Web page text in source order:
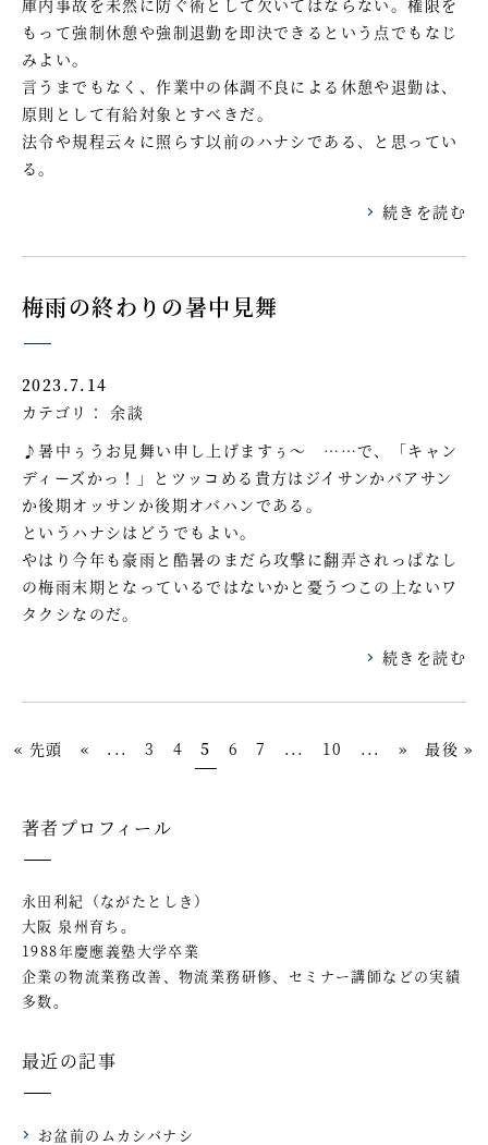
もって強制休憩や強制退勤を即決できるという点でもなじ
みよい。
言うまでもなく、作業中の体調不良による休憩や退勤は、
原則として有給対象とすべきだ。
法令や規程云々に照らす以前のハナシである、と思ってい
る。
続きを読む
梅雨の終わりの暑中見舞
2023.7.14
カテゴリ： 余談
♪暑中ぅうお見舞い申し上げますぅ～ ……で、「キャン
ディーズかっ！」とツッコめる貴方はジイサンかバアサン
か後期オッサンか後期オバハンである。
というハナシはどうでもよい。
やはり今年も豪雨と酷暑のまだら攻撃に翻弄されっぱなし
の梅雨末期となっているではないかと憂うつこの上ないワ
タクシなのだ。
続きを読む
« 先頭 « ... 3 4 5 6 7 ... 10 ... » 最後 »
著者プロフィール
永田利紀（ながたとしき）
大阪 泉州育ち。
1988年慶應義塾大学卒業
企業の物流業務改善、物流業務研修、セミナー講師などの実績
多数。
最近の記事
お盆前のムカシバナシ